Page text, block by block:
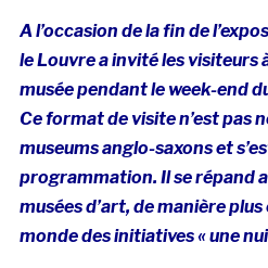
A l’occasion de la fin de
le Louvre a invité les visiteurs
musée pendant le week-end
Ce format de visite n’est pas
museums anglo-saxons et
programmation. Il se répand
musées d’art, de manière
monde des initiatives « une